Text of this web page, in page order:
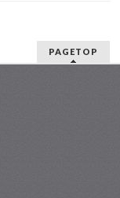
PAGETOP